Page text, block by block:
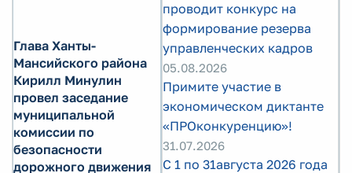
Глава Ханты-
Мансийского района
Кирилл Минулин
провел заседание
муниципальной
комиссии по
безопасности
дорожного движения
проводит конкурс на
формирование резерва
управленческих кадров
05.08.2026
Примите участие в
экономическом диктанте
«ПРОконкуренцию»!
31.07.2026
С 1 по 31августа 2026 года